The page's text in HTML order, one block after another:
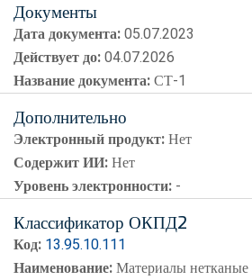
Документы
Дата документа:05.07.2023
Действует до:04.07.2026
Название документа:СТ-1
Дополнительно
Электронный продукт:Нет
Содержит ИИ:Нет
Уровень электронности: -
Классификатор ОКПД2
Код: 13.95.10.111
Наименование:Материалы нетканые